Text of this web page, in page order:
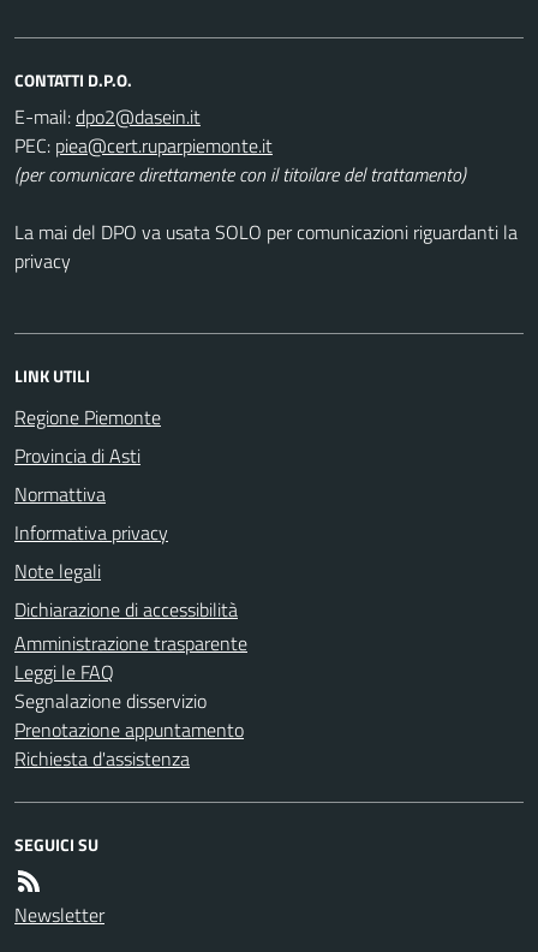
CONTATTI D.P.O.
E-mail:
PEC:
(per comunicare direttamente con il titoilare del trattamento)
La mai del DPO va usata SOLO per comunicazioni riguardanti la
privacy
LINK UTILI
Regione Piemonte
Provincia di Asti
Normattiva
Informativa privacy
Note legali
Dichiarazione di accessibilità
Amministrazione trasparente
Leggi le FAQ
Segnalazione disservizio
Prenotazione appuntamento
Richiesta d'assistenza
SEGUICI SU
Newsletter